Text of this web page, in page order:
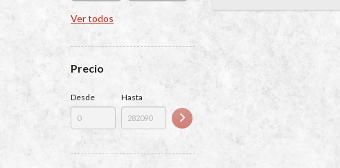
Ver todos
Precio
Desde Hasta